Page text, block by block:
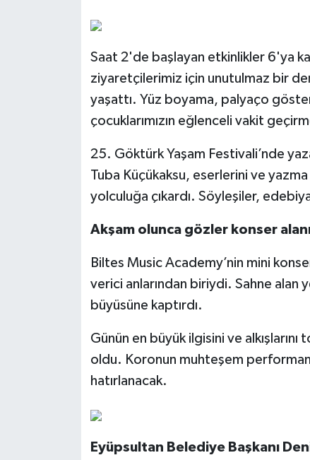
Saat 2'de başlayan etkinlikler 6'ya
ziyaretçilerimiz için unutulmaz bir
yaşattı. Yüz boyama, palyaço
çocuklarımızın eğlenceli vakit
25. Göktürk Yaşam Festivali’nde
Tuba Küçükaksu, eserlerini ve
yolculuğa çıkardı. Söyleşiler,
Akşam olunca gözler konser
Biltes Music Academy’nin mini
verici anlarından biriydi. Sahne alan
büyüsüne kaptırdı.
Günün en büyük ilgisini ve
oldu. Koronun muhteşem
hatırlanacak.
Eyüpsultan Belediye Başkanı